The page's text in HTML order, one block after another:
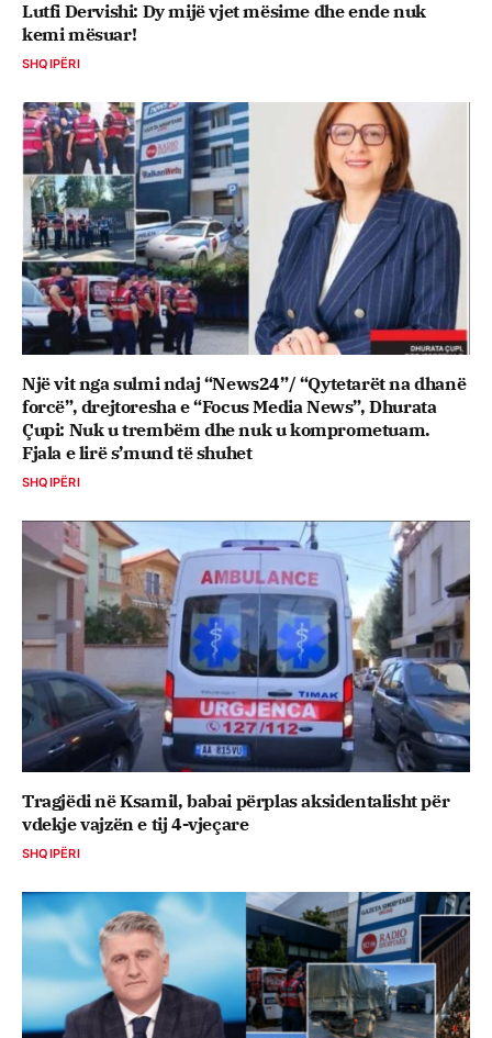
Lutfi Dervishi: Dy mijë vjet mësime dhe ende nuk
kemi mësuar!
SHQIPËRI
Një vit nga sulmi ndaj “News24”/ “Qytetarët na dhanë
forcë”, drejtoresha e “Focus Media News”, Dhurata
Çupi: Nuk u trembëm dhe nuk u komprometuam.
Fjala e lirë s’mund të shuhet
SHQIPËRI
Tragjëdi në Ksamil, babai përplas aksidentalisht për
vdekje vajzën e tij 4-vjeçare
SHQIPËRI